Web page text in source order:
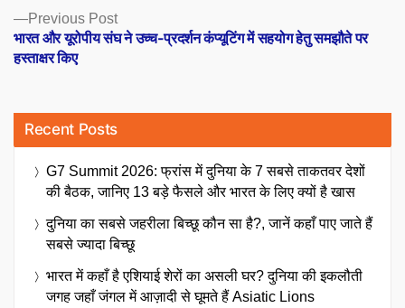
Previous PostPrevious
post:
भारत और यूरोपीय संघ ने उच्च-प्रदर्शन कंप्यूटिंग में सहयोग हेतु समझौते पर
हस्ताक्षर किए
Recent Posts
G7 Summit 2026: फ्रांस में दुनिया के 7 सबसे ताकतवर देशों
की बैठक, जानिए 13 बड़े फैसले और भारत के लिए क्यों है खास
दुनिया का सबसे जहरीला बिच्छू कौन सा है?, जानें कहाँ पाए जाते हैं
सबसे ज्यादा बिच्छू
भारत में कहाँ है एशियाई शेरों का असली घर? दुनिया की इकलौती
जगह जहाँ जंगल में आज़ादी से घूमते हैं Asiatic Lions